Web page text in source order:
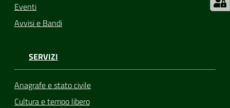
Eventi
Avvisi e Bandi
SERVIZI
Anagrafe e stato civile
Cultura e tempo libero